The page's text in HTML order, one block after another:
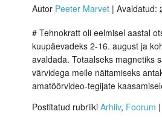
Autor Peeter Marvet |Avaldatud:
# Tehnokratt oli eelmisel aastal
kuupäevadeks 2-16. august ja
avaldada. Totaalseks magnetiks
värvidega meile näitamiseks
amatöörvideo-tegijate
Postitatud rubriikiArhiiv, Foorum |